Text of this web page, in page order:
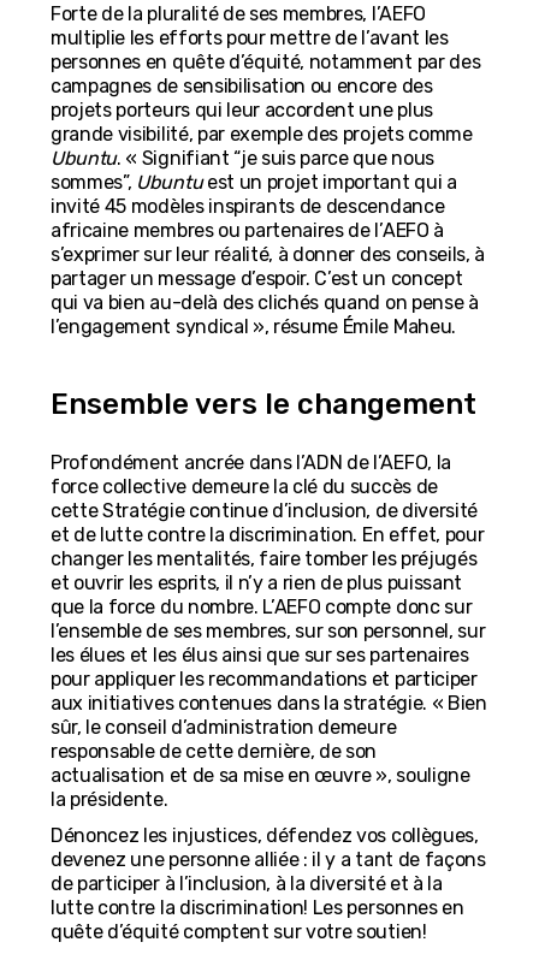
Forte de la pluralité de ses membres, l’AEFO
multiplie les efforts pour mettre de l’avant les
personnes en quête d’équité, notamment par des
campagnes de sensibilisation ou encore des
projets porteurs qui leur accordent une plus
grande visibilité, par exemple des projets comme
Ubuntu. « Signifiant “je suis parce que nous
sommes”, Ubuntuest un projet important qui a
invité 45 modèles inspirants de descendance
africaine membres ou partenaires de l’AEFO à
s’exprimer sur leur réalité, à donner des conseils, à
partager un message d’espoir. C’est un concept
qui va bien au-delà des clichés quand on pense à
l’engagement syndical », résume Émile Maheu.
Ensemble vers le changement
Profondément ancrée dans l’ADN de l’AEFO, la
force collective demeure la clé du succès de
cette Stratégie continue d’inclusion, de diversité
et de lutte contre la discrimination. En effet, pour
changer les mentalités, faire tomber les préjugés
et ouvrir les esprits, il n’y a rien de plus puissant
que la force du nombre. L’AEFO compte donc sur
l’ensemble de ses membres, sur son personnel, sur
les élues et les élus ainsi que sur ses partenaires
pour appliquer les recommandations et participer
aux initiatives contenues dans la stratégie. « Bien
sûr, le conseil d’administration demeure
responsable de cette dernière, de son
actualisation et de sa mise en œuvre », souligne
la présidente.
Dénoncez les injustices, défendez vos collègues,
devenez une personne alliée : il y a tant de façons
de participer à l’inclusion, à la diversité et à la
lutte contre la discrimination! Les personnes en
quête d’équité comptent sur votre soutien!